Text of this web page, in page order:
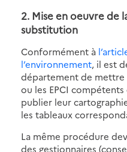
2. Mise en oeuvre de
substitution
Conformément à
l’environnement, il est
département de mettre
ou les EPCI
publier leur
les tableaux
La même procédure
des gestionnaires